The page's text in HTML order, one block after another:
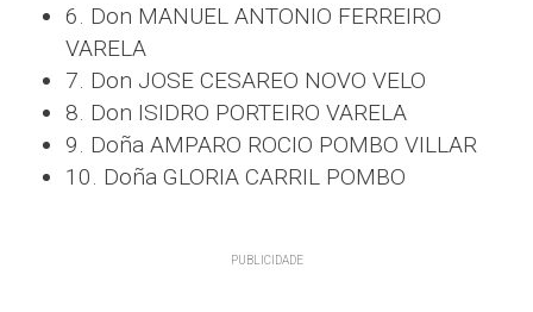
6. Don MANUEL ANTONIO FERREIRO
VARELA
7. Don JOSE CESAREO NOVO VELO
8. Don ISIDRO PORTEIRO VARELA
9. Doña AMPARO ROCIO POMBO VILLAR
10. Doña GLORIA CARRIL POMBO